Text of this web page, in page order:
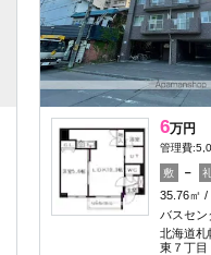
6万円
管理費
敷 －
35.76㎡
バスセン
北海道札
東７丁目